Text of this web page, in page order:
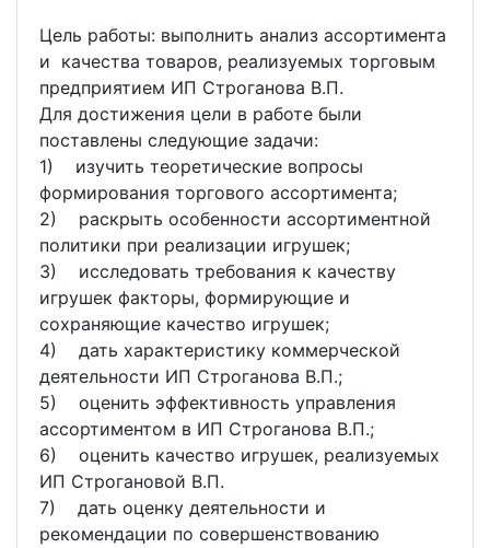
Цель работы: выполнить анализ ассортимента
и качества товаров, реализуемых торговым
предприятием ИП Строганова В.П.
Для достижения цели в работе были
поставлены следующие задачи:
1) изучить теоретические вопросы
формирования торгового ассортимента;
2) раскрыть особенности ассортиментной
политики при реализации игрушек;
3) исследовать требования к качеству
игрушек факторы, формирующие и
сохраняющие качество игрушек;
4) дать характеристику коммерческой
деятельности ИП Строганова В.П.;
5) оценить эффективность управления
ассортиментом в ИП Строганова В.П.;
6) оценить качество игрушек, реализуемых
ИП Строгановой В.П.
7) дать оценку деятельности и
рекомендации по совершенствованию